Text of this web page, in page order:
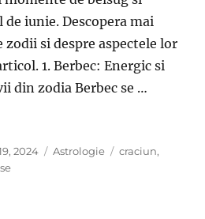
iunie. Descopera mai
zodii si despre aspectele lor
1. Berbec: Energic si
din zodia Berbec se …
Zodii Norocoase: Noroc
2024 Categories
Astrologie Tags
craciun,